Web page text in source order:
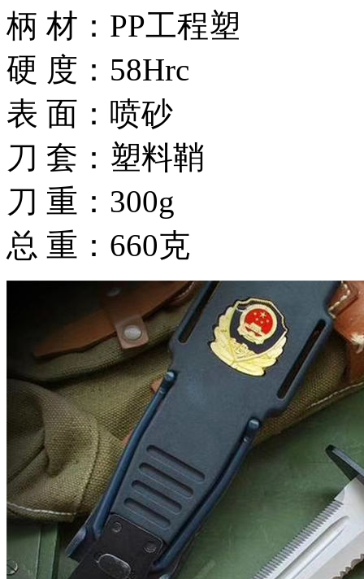
柄 材：PP工程塑
硬 度：58Hrc
表 面：喷砂
刀 套：塑料鞘
刀 重：300g
总 重：660克